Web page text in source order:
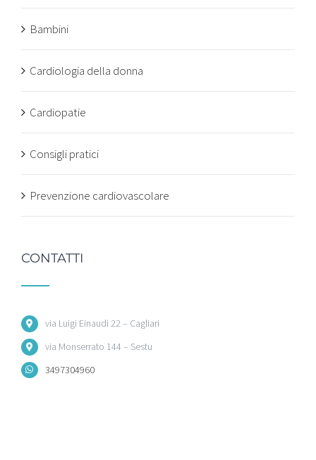
Bambini
Cardiologia della donna
Cardiopatie
Consigli pratici
Prevenzione cardiovascolare
CONTATTI
via Luigi Einaudi 22 – Cagliari
via Monserrato 144 – Sestu
3497304960